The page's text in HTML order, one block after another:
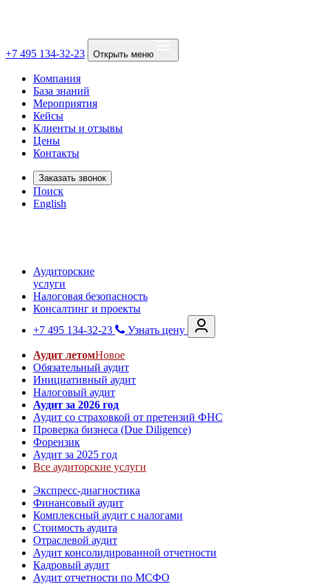
+7 495 134-32-23 Открыть меню
Компания
База знаний
Мероприятия
Кейсы
Клиенты и отзывы
Цены
Контакты
Заказать звонок
Поиск
English
Аудиторские
услуги
Налоговая безопасность
Консалтинг и проекты
+7 495 134-32-23
Узнать цену
Аудит летомНовое
Обязательный аудит
Инициативный аудит
Налоговый аудит
Аудит за 2026 год
Аудит со страховкой от претензий ФНС
Проверка бизнеса (Due Diligence)
Форензик
Аудит за 2025 год
Все аудиторские услуги
Экспресс-диагностика
Финансовый аудит
Комплексный аудит с налогами
Стоимость аудита
Отраслевой аудит
Аудит консолидированной отчетности
Кадровый аудит
Аудит отчетности по МСФО